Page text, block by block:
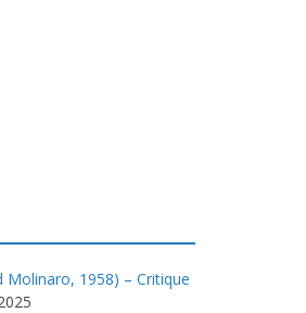
Molinaro, 1958) – Critique